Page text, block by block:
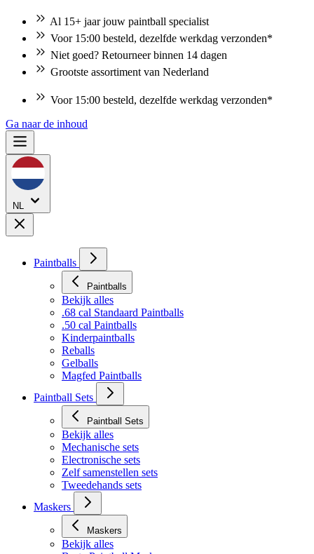
Al 15+ jaar jouw paintball specialist
Voor 15:00 besteld, dezelfde werkdag verzonden*
Niet goed? Retourneer binnen 14 dagen
Grootste assortiment van Nederland
Voor 15:00 besteld, dezelfde werkdag verzonden*
Ga naar de inhoud
NL
Paintballs
Paintballs
Bekijk alles
.68 cal Standaard Paintballs
.50 cal Paintballs
Kinderpaintballs
Reballs
Gelballs
Magfed Paintballs
Paintball Sets
Paintball Sets
Bekijk alles
Mechanische sets
Electronische sets
Zelf samenstellen sets
Tweedehands sets
Maskers
Maskers